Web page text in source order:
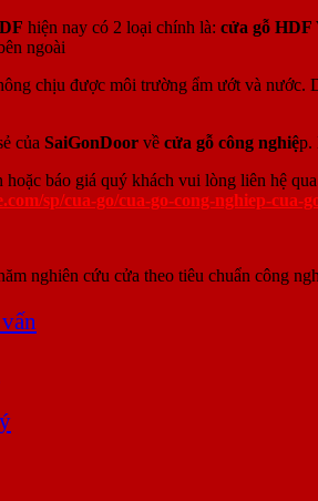
hiện nay có 2 loại chính là: cửa gỗ HDF
ngoài
chịu được môi trường ẩm ướt và nước.
của SaiGonDoor về cửa gỗ công nghiệp.
báo giá quý khách vui lòng liên hệ qua
sp/cua-go/cua-go-cong-nghiep-cua-
nghiên cứu cửa theo tiêu chuẩn công